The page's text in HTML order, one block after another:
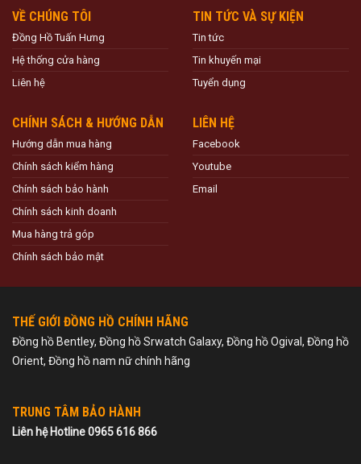
VỀ CHÚNG TÔI
Đồng Hồ Tuấn Hưng
Hệ thống cửa hàng
Liên hệ
TIN TỨC VÀ SỰ KIỆN
Tin tức
Tin khuyến mại
Tuyển dụng
CHÍNH SÁCH & HƯỚNG DẪN
Hướng dẫn mua hàng
Chính sách kiểm hàng
Chính sách bảo hành
Chính sách kinh doanh
Mua hàng trả góp
Chính sách bảo mật
LIÊN HỆ
Facebook
Youtube
Email
THẾ GIỚI ĐỒNG HỒ CHÍNH HÃNG
Đồng hồ Bentley, Đồng hồ Srwatch Galaxy, Đồng hồ Ogival, Đồng hồ
Orient, Đồng hồ nam nữ chính hãng
TRUNG TÂM BẢO HÀNH
Liên hệ Hotline 0965 616 866